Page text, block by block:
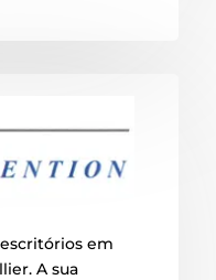
em
A sua